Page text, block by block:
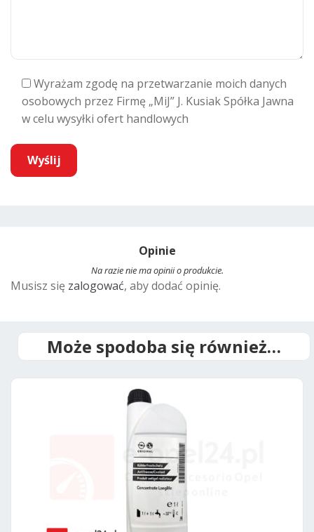
Wyrażam zgodę na przetwarzanie moich danych
osobowych przez Firmę „MiJ” J. Kusiak Spółka Jawna
w celu wysyłki ofert handlowych
n
Opinie
Na razie nie ma opinii o produkcie.
Musisz się zalogować, aby dodać opinię.
Może spodoba się również…